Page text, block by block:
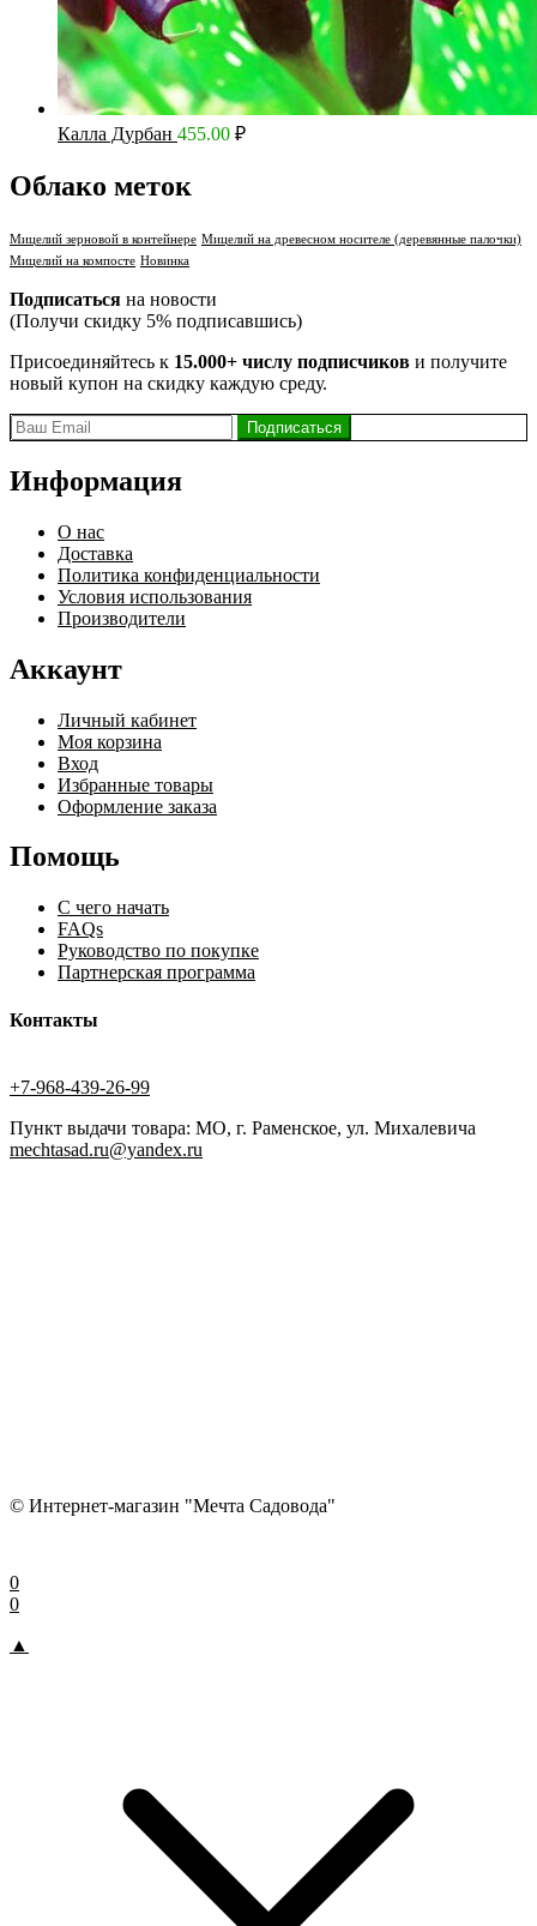
Калла Дурбан 455.00 ₽
Облако меток
Мицелий зерновой в контейнере Мицелий на древесном носителе (деревянные палочки)
Мицелий на компосте Новинка
Подписаться на новости
(Получи скидку 5% подписавшись)
Присоединяйтесь к 15.000+ числу подписчиков и получите
новый купон на скидку каждую среду.
Информация
О нас
Доставка
Политика конфиденциальности
Условия использования
Производители
Аккаунт
Личный кабинет
Моя корзина
Вход
Избранные товары
Оформление заказа
Помощь
С чего начать
FAQs
Руководство по покупке
Партнерская программа
Контакты
+7-968-439-26-99
Пункт выдачи товара: МО, г. Раменское, ул. Михалевича
mechtasad.ru@yandex.ru
© Интернет-магазин "Мечта Садовода"
0
0
▲